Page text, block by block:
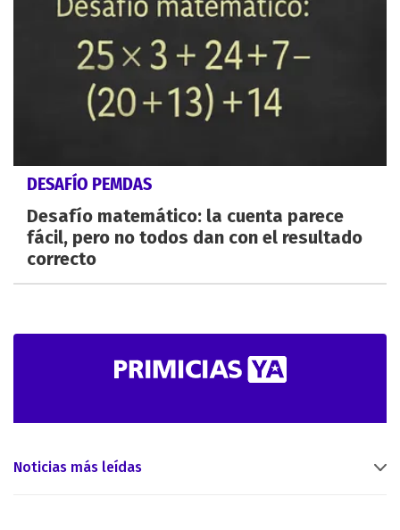
DESAFÍO PEMDAS
Desafío matemático: la cuenta parece
fácil, pero no todos dan con el resultado
correcto
Noticias más leídas